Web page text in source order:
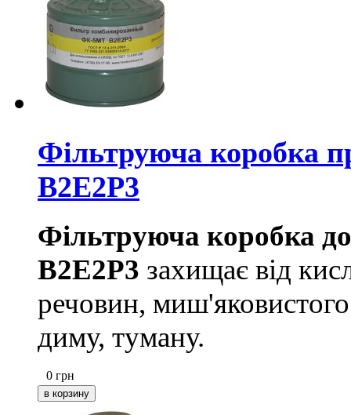
Фільтруюча коробка
В2Е2P3
Фільтруюча коробка
В2Е2P3 захищає від
речовин,
диму, туману.
0 грн